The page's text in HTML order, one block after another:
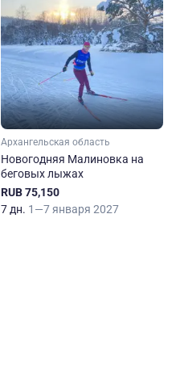
Архангельская область
Новогодняя Малиновка на
беговых лыжах
RUB 75,150
7 дн. 1—7 января 2027